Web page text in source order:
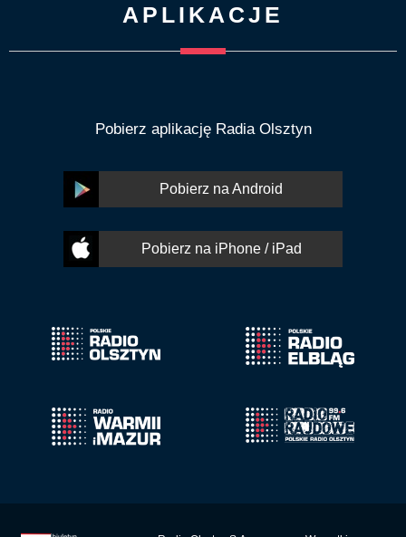
APLIKACJE
Pobierz aplikację Radia Olsztyn
Pobierz na Android
Pobierz na iPhone / iPad